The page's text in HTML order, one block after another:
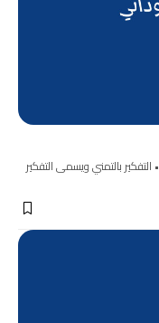
عادل محجوب على adelmhjoubali49@gmail.com • التفكير بالتمني ويسمى التفكير